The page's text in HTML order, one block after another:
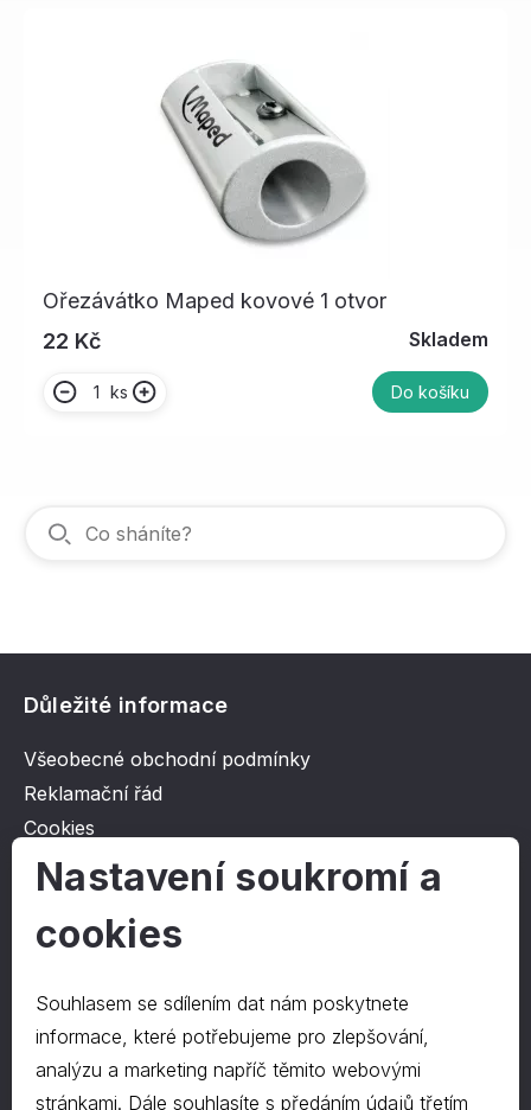
Ořezávátko Maped kovové 1 otvor
22 Kč
Skladem
ks Do košíku
Důležité informace
Všeobecné obchodní podmínky
Reklamační řád
Cookies
Ochrana osobních údajů
O společnosti
Kontakt
O nás
Nastavení soukromí a
cookies
Souhlasem se sdílením dat nám poskytnete
informace, které potřebujeme pro zlepšování,
analýzu a marketing napříč těmito webovými
stránkami. Dále souhlasíte s předáním údajů třetím